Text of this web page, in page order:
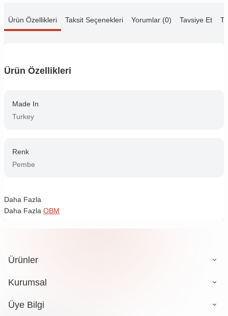
Ürün Özellikleri Taksit Seçenekleri Yorumlar (0) Tavsiye Et
Ürün Özellikleri
Made In
Turkey
Renk
Pembe
Daha Fazla
Daha Fazla OBM
Ürünler
Kurumsal
Üye Bilgi